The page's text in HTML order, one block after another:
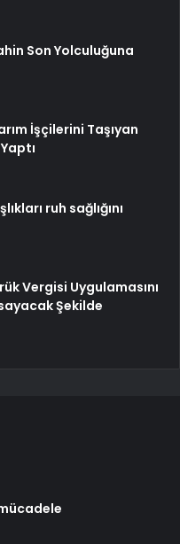
Son Yolculuğuna
İşçilerini Taşıyan
ruh sağlığını
Vergisi Uygulamasını
Şekilde